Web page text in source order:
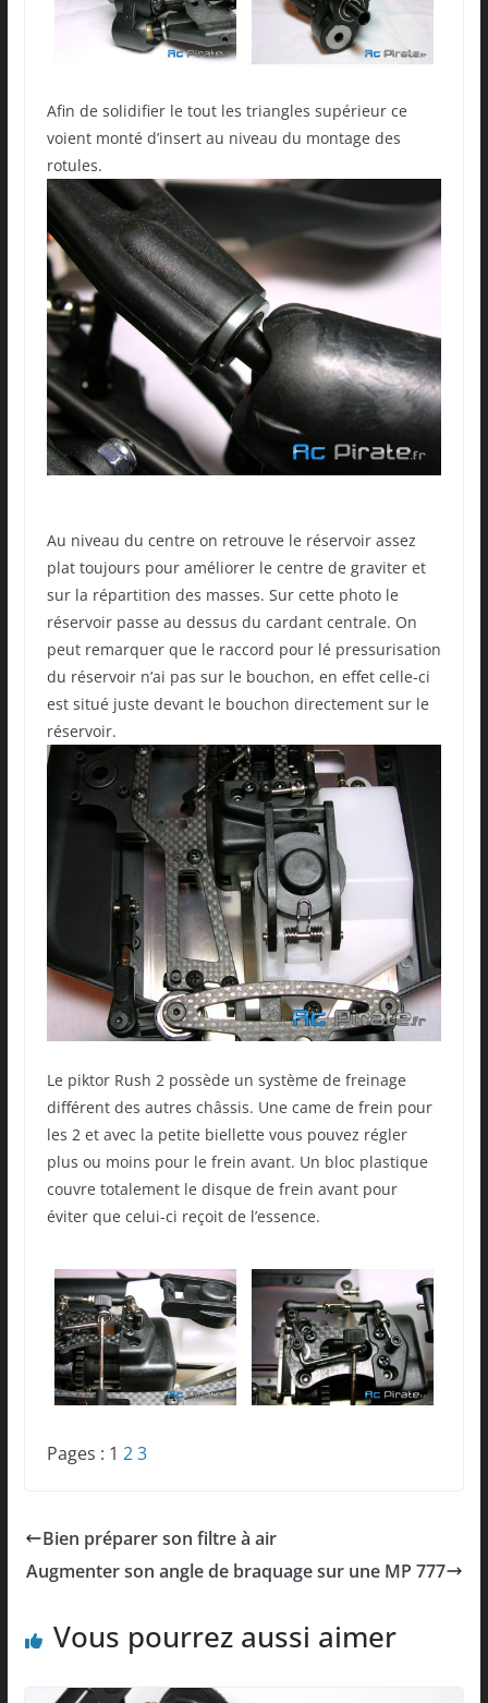
Afin de solidifier le tout les triangles supérieur ce
voient monté d’insert au niveau du montage des
rotules.
Au niveau du centre on retrouve le réservoir assez
plat toujours pour améliorer le centre de graviter et
sur la répartition des masses. Sur cette photo le
réservoir passe au dessus du cardant centrale. On
peut remarquer que le raccord pour lé pressurisation
du réservoir n’ai pas sur le bouchon, en effet celle-ci
est situé juste devant le bouchon directement sur le
réservoir.
Le piktor Rush 2 possède un système de freinage
différent des autres châssis. Une came de frein pour
les 2 et avec la petite biellette vous pouvez régler
plus ou moins pour le frein avant. Un bloc plastique
couvre totalement le disque de frein avant pour
éviter que celui-ci reçoit de l’essence.
Pages : 1 23
Bien préparer son filtre à air
Augmenter son angle de braquage sur une MP 777
Vous pourrez aussi aimer